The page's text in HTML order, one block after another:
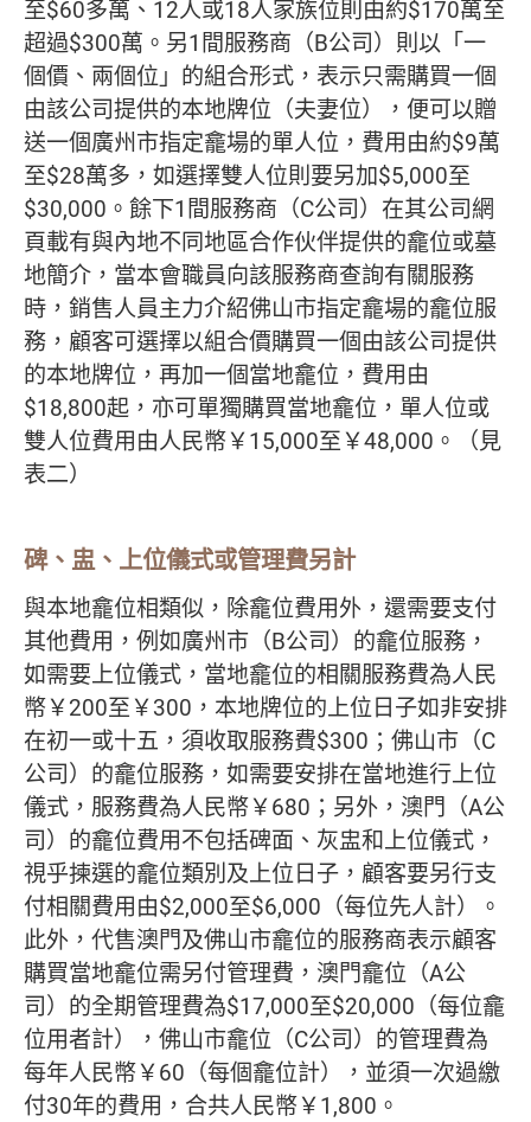
至$60多萬、12人或18人家族位則由約$170萬至
超過$300萬。另1間服務商（B公司）則以「一
個價、兩個位」的組合形式，表示只需購買一個
由該公司提供的本地牌位（夫妻位），便可以贈
送一個廣州市指定龕場的單人位，費用由約$9萬
至$28萬多，如選擇雙人位則要另加$5,000至
$30,000。餘下1間服務商（C公司）在其公司網
頁載有與內地不同地區合作伙伴提供的龕位或墓
地簡介，當本會職員向該服務商查詢有關服務
時，銷售人員主力介紹佛山市指定龕場的龕位服
務，顧客可選擇以組合價購買一個由該公司提供
的本地牌位，再加一個當地龕位，費用由
$18,800起，亦可單獨購買當地龕位，單人位或
雙人位費用由人民幣￥15,000至￥48,000。（見
表二）
碑、盅、上位儀式或管理費另計
與本地龕位相類似，除龕位費用外，還需要支付
其他費用，例如廣州市（B公司）的龕位服務，
如需要上位儀式，當地龕位的相關服務費為人民
幣￥200至￥300，本地牌位的上位日子如非安排
在初一或十五，須收取服務費$300；佛山市（C
公司）的龕位服務，如需要安排在當地進行上位
儀式，服務費為人民幣￥680；另外，澳門（A公
司）的龕位費用不包括碑面、灰盅和上位儀式，
視乎揀選的龕位類別及上位日子，顧客要另行支
付相關費用由$2,000至$6,000（每位先人計）。
此外，代售澳門及佛山市龕位的服務商表示顧客
購買當地龕位需另付管理費，澳門龕位（A公
司）的全期管理費為$17,000至$20,000（每位龕
位用者計），佛山市龕位（C公司）的管理費為
每年人民幣￥60（每個龕位計），並須一次過繳
付30年的費用，合共人民幣￥1,800。